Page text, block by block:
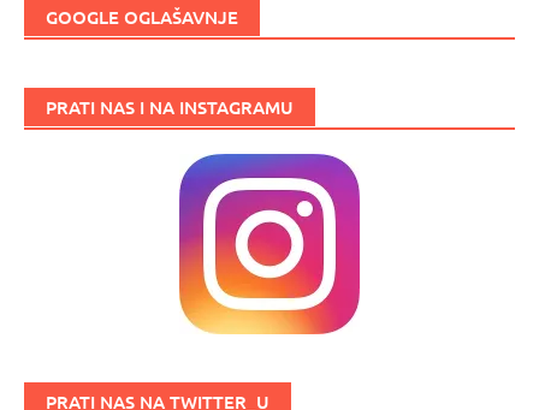
GOOGLE OGLAŠAVNJE
PRATI NAS I NA INSTAGRAMU
PRATI NAS NA TWITTER_U